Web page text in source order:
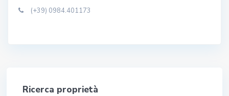
(+39) 0984.401173
Ricerca proprietà